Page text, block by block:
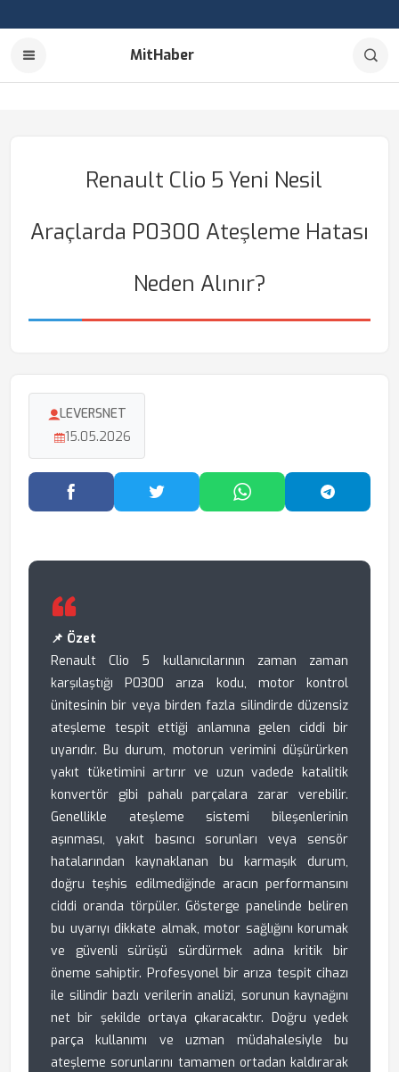
MitHaber
Renault Clio 5 Yeni Nesil
Araçlarda P0300 Ateşleme Hatası
Neden Alınır?
LEVERSNET
15.05.2026
Facebook'ta PaylaşTwitter'da PaylaşWhatsApp'ta Paylaş
📌 Özet
Renault Clio 5 kullanıcılarının zaman zaman
karşılaştığı P0300 arıza kodu, motor kontrol
ünitesinin bir veya birden fazla silindirde düzensiz
ateşleme tespit ettiği anlamına gelen ciddi bir
uyarıdır. Bu durum, motorun verimini düşürürken
yakıt tüketimini artırır ve uzun vadede katalitik
konvertör gibi pahalı parçalara zarar verebilir.
Genellikle ateşleme sistemi bileşenlerinin
aşınması, yakıt basıncı sorunları veya sensör
hatalarından kaynaklanan bu karmaşık durum,
doğru teşhis edilmediğinde aracın performansını
ciddi oranda törpüler. Gösterge panelinde beliren
bu uyarıyı dikkate almak, motor sağlığını korumak
ve güvenli sürüşü sürdürmek adına kritik bir
öneme sahiptir. Profesyonel bir arıza tespit cihazı
ile silindir bazlı verilerin analizi, sorunun kaynağını
net bir şekilde ortaya çıkaracaktır. Doğru yedek
parça kullanımı ve uzman müdahalesiyle bu
ateşleme sorunlarını tamamen ortadan kaldırarak